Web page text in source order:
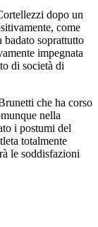
dopo un
come
badato soprattutto
impegnata
di società di
che ha corso
nella
i postumi del
totalmente
le soddisfazioni